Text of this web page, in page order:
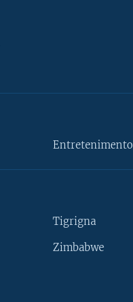
Entretenimento
Tigrigna
Zimbabwe